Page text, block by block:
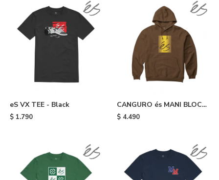
eS VX TEE - Black
$ 1.790
CANGURO és MANI BLOCK
HOODIE FLEECE - Brown
$ 4.490